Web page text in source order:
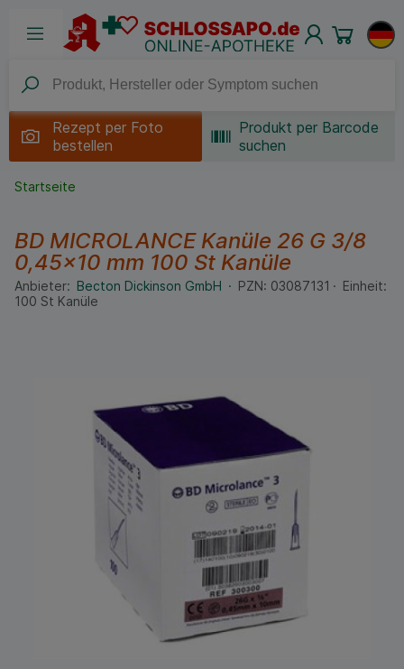
Rezept per Foto
bestellen
Produkt per Barcode
suchen
Startseite
BD MICROLANCE Kanüle 26 G 3/8
0,45x10 mm 100 St Kanüle
Anbieter: Becton Dickinson GmbH PZN: 03087131
Einheit:
100 St Kanüle